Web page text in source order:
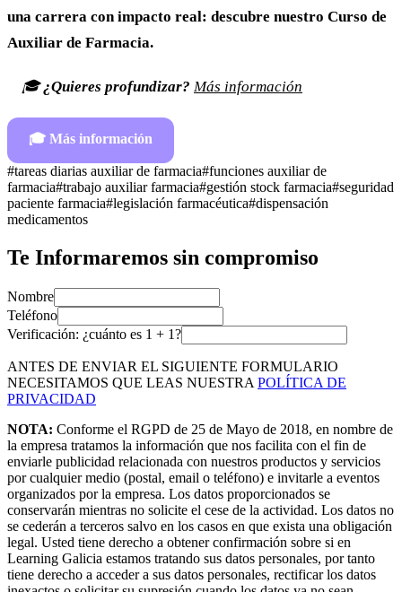
una carrera con impacto real: descubre nuestro Curso de
Auxiliar de Farmacia.
🎓¿Quieres profundizar? Más información
🎓 Más información
#tareas diarias auxiliar de farmacia#funciones auxiliar de
farmacia#trabajo auxiliar farmacia#gestión stock farmacia#seguridad
paciente farmacia#legislación farmacéutica#dispensación
medicamentos
Te Informaremos sin compromiso
Nombre
Teléfono
Verificación: ¿cuánto es 1 + 1?
ANTES DE ENVIAR EL SIGUIENTE FORMULARIO
NECESITAMOS QUE LEAS NUESTRA POLÍTICA DE
PRIVACIDAD
NOTA: Conforme el RGPD de 25 de Mayo de 2018, en nombre de
la empresa tratamos la información que nos facilita con el fin de
enviarle publicidad relacionada con nuestros productos y servicios
por cualquier medio (postal, email o teléfono) e invitarle a eventos
organizados por la empresa. Los datos proporcionados se
conservarán mientras no solicite el cese de la actividad. Los datos no
se cederán a terceros salvo en los casos en que exista una obligación
legal. Usted tiene derecho a obtener confirmación sobre si en
Learning Galicia estamos tratando sus datos personales, por tanto
tiene derecho a acceder a sus datos personales, rectificar los datos